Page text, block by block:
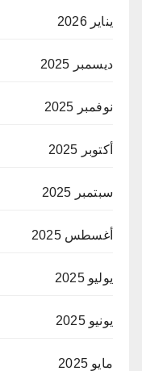
يناير 2026
ديسمبر 2025
نوفمبر 2025
أكتوبر 2025
سبتمبر 2025
أغسطس 2025
يوليو 2025
يونيو 2025
مايو 2025